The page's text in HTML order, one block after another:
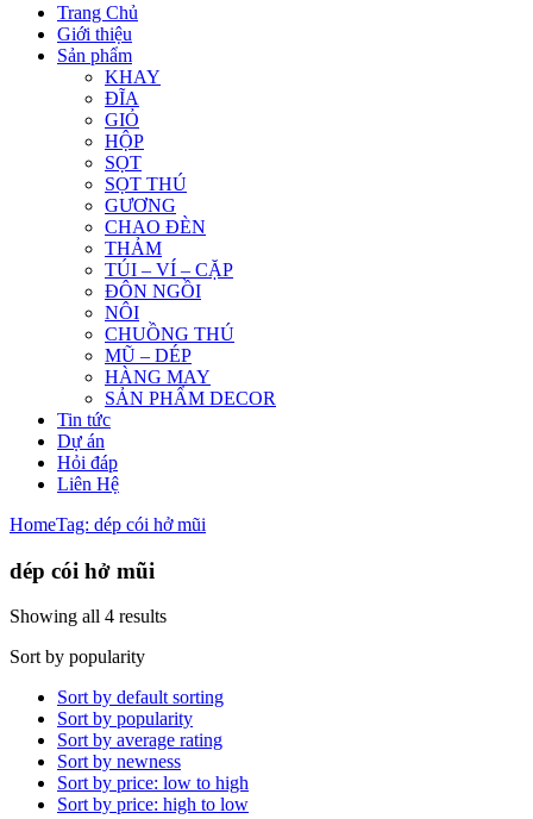
Trang Chủ
Giới thiệu
Sản phẩm
KHAY
ĐĨA
GIỎ
HỘP
SỌT
SỌT THÚ
GƯƠNG
CHAO ĐÈN
THẢM
TÚI – VÍ – CẶP
ĐÔN NGỒI
NÔI
CHUỒNG THÚ
MŨ – DÉP
HÀNG MAY
SẢN PHẨM DECOR
Tin tức
Dự án
Hỏi đáp
Liên Hệ
HomeTag: dép cói hở mũi
dép cói hở mũi
Showing all 4 results
Sort by popularity
Sort by default sorting
Sort by popularity
Sort by average rating
Sort by newness
Sort by price: low to high
Sort by price: high to low